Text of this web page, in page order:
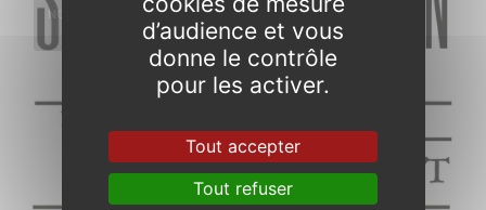
NOVEMBRE
d’audience et vous
donne le contrôle
pour les activer.
Tout accepter
Tout refuser